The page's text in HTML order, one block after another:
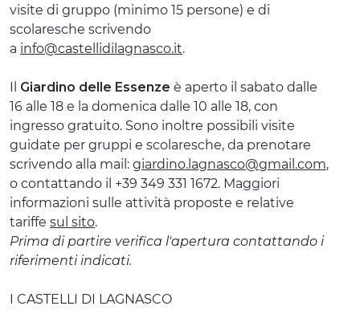
visite di gruppo (minimo 15 persone) e di
scolaresche scrivendo
a info@castellidilagnasco.it.
Giardino delle Essenze è aperto il sabato dalle
16 alle 18 e la domenica dalle 10 alle 18, con
ingresso gratuito. Sono inoltre possibili visite
guidate per gruppi e scolaresche, da prenotare
scrivendo alla mail: giardino.lagnasco@gmail.com,
o contattando il +39 349 331 1672. Maggiori
informazioni sulle attività proposte e relative
tariffe sul sito.
Prima di partire verifica l'apertura contattando i
riferimenti indicati.
I CASTELLI DI LAGNASCO